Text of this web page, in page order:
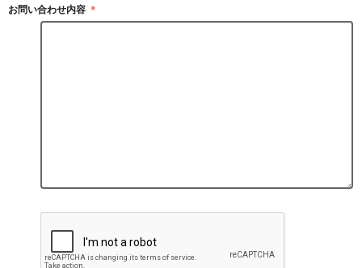
お問い合わせ内容 ＊